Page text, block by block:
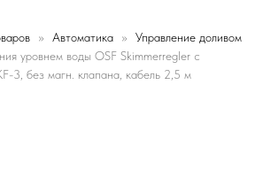
Автоматика
Управление доливом
уровнем воды OSF Skimmerregler с
3, без магн. клапана, кабель 2,5 м